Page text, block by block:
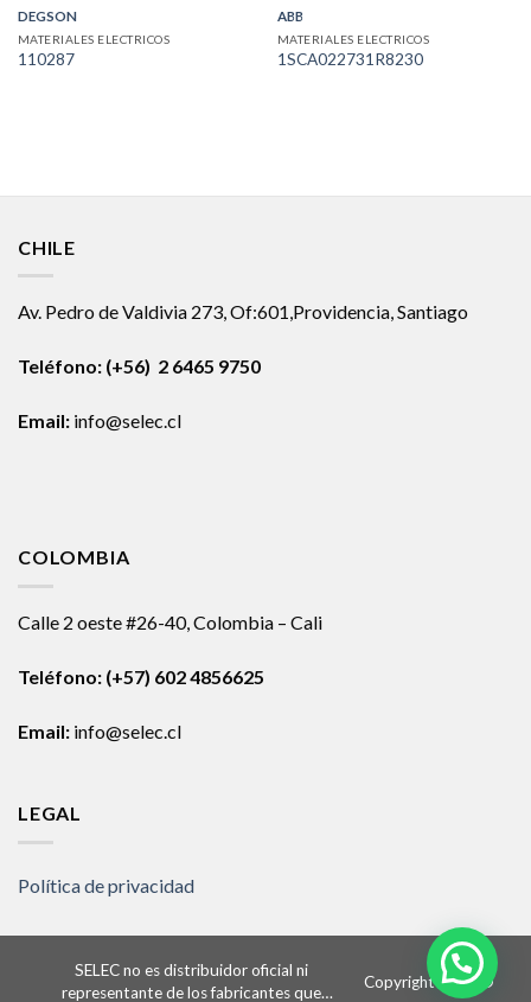
DEGSON
MATERIALES ELECTRICOS
110287
ABB
MATERIALES ELECTRICOS
1SCA022731R8230
CHILE
Av. Pedro de Valdivia 273, Of:601,Providencia, Santiago
Teléfono: (+56) 2 6465 9750
Email: info@selec.cl
COLOMBIA
Calle 2 oeste #26-40, Colombia – Cali
Teléfono: (+57) 602 4856625
Email: info@selec.cl
LEGAL
Política de privacidad
SELEC no es distribuidor oficial ni
representante de los fabricantes que
Copyright 2026 ©